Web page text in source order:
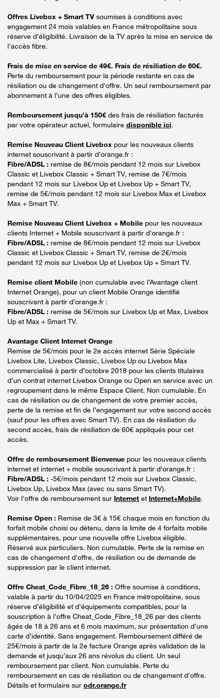
Offres Livebox + Smart TV soumises à conditions avec
engagement 24 mois valables en France métropolitaine sous
réserve d’éligibilité. Livraison de la TV après la mise en service de
l'accès fibre.
Frais de mise en service de 49€. Frais de résiliation de 60€.
Perte du remboursement pour la période restante en cas de
résiliation ou de changement d'offre. Un seul remboursement par
abonnement à l’une des offres éligibles.
Remboursement jusqu’à 150€ des frais de résiliation facturés
par votre opérateur actuel, formulaire disponible ici.
Remise Nouveau Client Livebox pour les nouveaux clients
internet souscrivant à partir d’orange.fr :
Fibre/ADSL : remise de 8€/mois pendant 12 mois sur Livebox
Classic et Livebox Classic + Smart TV, remise de 7€/mois
pendant 12 mois sur Livebox Up et Livebox Up + Smart TV,
remise de 5€/mois pendant 12 mois sur Livebox Max et Livebox
Max + Smart TV.
Remise Nouveau Client Livebox + Mobile pour les nouveaux
clients Internet + Mobile souscrivant à partir d’orange.fr :
Fibre/ADSL : remise de 8€/mois pendant 12 mois sur Livebox
Classic et Livebox Classic + Smart TV, remise de 2€/mois
pendant 12 mois sur Livebox Up et Livebox Up + Smart TV.
Remise client Mobile (non cumulable avec l’Avantage client
Internet Orange), pour un client Mobile Orange identifié
souscrivant à partir d’orange.fr :
Fibre/ADSL : remise de 5€/mois sur Livebox Up et Max, Livebox
Up et Max + Smart TV.
Avantage Client Internet Orange
Remise de 5€/mois pour le 2e accès internet Série Spéciale
Livebox Lite, Livebox Classic, Livebox Up ou Livebox Max
commercialisé à partir d’octobre 2018 pour les clients titulaires
d’un contrat internet Livebox Orange ou Open en service avec un
regroupement dans le même Espace Client. Non cumulable. En
cas de résiliation ou de changement de votre premier accès,
perte de la remise et fin de l’engagement sur votre second accès
(sauf pour les offres avec Smart TV). En cas de résiliation du
second accès, frais de résiliation de 60€ appliqués pour cet
accès.
Offre de remboursement Bienvenue pour les nouveaux clients
internet et internet + mobile souscrivant à partir d’orange.fr :
Fibre/ADSL : -5€/mois pendant 12 mois sur Livebox Classic,
Livebox Up, Livebox Max (avec ou sans Smart TV).
Voir l'offre de remboursement sur Internet et Internet+Mobile.
Remise Open : Remise de 3€ à 15€ chaque mois en fonction du
forfait mobile choisi ou détenu, dans la limite de 4 forfaits mobile
supplémentaires, pour une nouvelle offre Livebox éligible.
Réservé aux particuliers. Non cumulable. Perte de la remise en
cas de changement d'offre, de résiliation ou de demande de
suppression par le client internet.
Offre Cheat_Code_Fibre_18_26 : Offre soumise à conditions,
valable à partir du 10/04/2025 en France métropolitaine, sous
réserve d’éligibilité et d’équipements compatibles, pour la
souscription à l’offre Cheat_Code_Fibre_18_26 par des clients
âgés de 18 à 26 ans et 6 mois maximum, sur présentation d’une
carte d’identité. Sans engagement. Remboursement différé de
25€/mois à partir de la 2e facture Orange après validation de la
demande et jusqu’aux 26 ans révolus du client. Un seul
remboursement par client. Non cumulable. Perte du
remboursement en cas de résiliation ou de changement d’offre.
Détails et formulaire sur odr.orange.fr